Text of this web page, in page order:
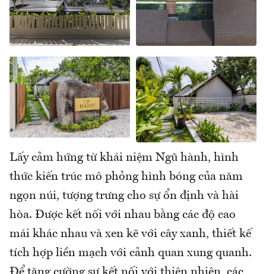
Lấy cảm hứng từ khái niệm Ngũ hành, hình
thức kiến trúc mô phỏng hình bóng của năm
ngọn núi, tượng trưng cho sự ổn định và hài
hòa. Được kết nối với nhau bằng các độ cao
mái khác nhau và xen kẽ với cây xanh, thiết kế
tích hợp liền mạch với cảnh quan xung quanh.